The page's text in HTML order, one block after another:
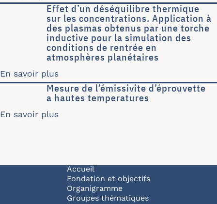
Eﬀet d’un déséquilibre thermique
sur les concentrations. Application à
des plasmas obtenus par une torche
inductive pour la simulation des
conditions de rentrée en
atmosphères planétaires
En savoir plus
Mesure de l’émissivite d’éprouvette
a hautes temperatures
En savoir plus
Navigation principale
Accueil
Fondation et objectifs
Organigramme
Groupes thématiques